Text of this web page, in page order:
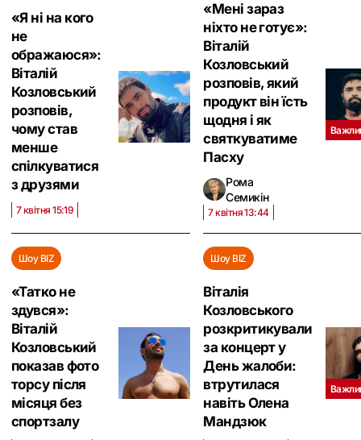
«Я ні на кого
не
ображаюся»:
Віталій
Козловський
розповів,
чому став
менше
спілкуватися
з друзями
7 квітня 15:19
«Мені зараз
ніхто не готує»:
Віталій
Козловський
розповів, який
продукт він їсть
щодня і як
святкуватиме
Пасху
Рома
Семикін
7 квітня 13:44
Шоу BIZ
«Татко не
здувся»:
Віталій
Козловський
показав фото
торсу після
місяця без
спортзалу
Шоу BIZ
Віталія
Козловського
розкритикували
за концерт у
День жалоби:
втрутилася
навіть Олена
Мандзюк